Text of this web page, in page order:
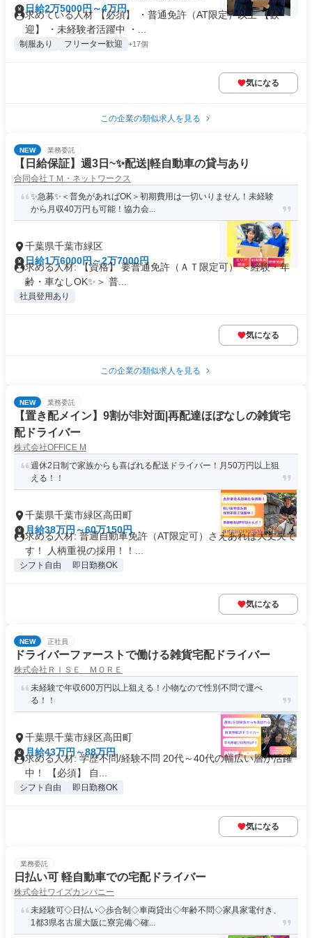
日給2万5000円～4万円
求めている人材 【必須】 ・普通免許（AT限定）以上 【歓
迎】 ・未経験者活躍中 ・...
制服あり フリーター歓迎 +17個
気になる
この企業の類似求人を見る
NEW 業務委託
【日給保証】週3日~✨配送|軽自動車の貸与あり
合同会社ＴＭ・ネットワークス
✨急募✨＜普免があればOK＞初期費用は一切いりません！未経験
から月収40万円も可能！協力会...
千葉県千葉市緑区
日給1万6000円～2万7000円
求める人材: 【資格】 要普通免許（ＡＴ限定可） ＜経験・年
齢・車なしOK✨＞ 普...
社員登用あり
気になる
この企業の類似求人を見る
NEW 業務委託
【置き配メイン】9割が非対面|再配達ほぼなしの雑貨宅
配ドライバー
株式会社OFFICE M
週休2日制で家族からも喜ばれる配送ドライバー！月50万円以上狙
える！！
千葉県千葉市緑区高田町
月給38万円～60万150円
求める人材: 普通自動車免許（AT限定可）さえあれば大丈夫で
す！ 人柄重視の採用！！...
シフト自由 即日勤務OK
気になる
NEW 正社員
ドライバーファーストで働ける雑貨宅配ドライバー
株式会社ＲＩＳＥ ＭＯＲＥ
未経験で年収600万円以上狙える！小物なので性別不問で運べ
る！！
千葉県千葉市緑区高田町
月給43万円～88万円
求める人材: 学歴不問/経験不問 20代～40代の幅広い層が活躍
中！ 【必須】 自...
シフト自由 即日勤務OK
気になる
業務委託
日払い可 軽自動車での宅配ドライバー
株式会社ワイズカンパニー
未経験可◇日払い◇歩合制◇車両貸出◇年齢不問◇家具家電付き、
1都3県名古屋大阪に寮完備◇確...